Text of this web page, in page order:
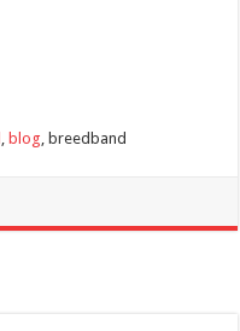
, blog, breedband